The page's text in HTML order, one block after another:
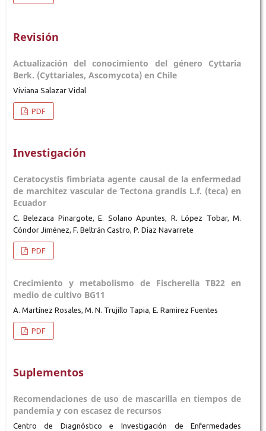
Revisión
Actualización del conocimiento del género Cyttaria
Berk. (Cyttariales, Ascomycota) en Chile
Viviana Salazar Vidal
PDF
Investigación
Ceratocystis fimbriata agente causal de la enfermedad
de marchitez vascular de Tectona grandis L.f. (teca) en
Ecuador
C. Belezaca Pinargote, E. Solano Apuntes, R. López Tobar, M.
Cóndor Jiménez, F. Beltrán Castro, P. Díaz Navarrete
PDF
Crecimiento y metabolismo de Fischerella TB22 en
medio de cultivo BG11
A. Martínez Rosales, M. N. Trujillo Tapia, E. Ramirez Fuentes
PDF
Suplementos
Recomendaciones de uso de mascarilla en tiempos de
pandemia y con escasez de recursos
Centro de Diagnóstico e Investigación de Enfermedades